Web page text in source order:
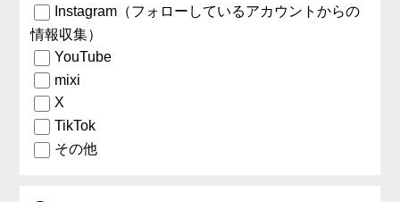
Instagram（フォローしているアカウントからの
情報収集）
YouTube
mixi
X
TikTok
その他